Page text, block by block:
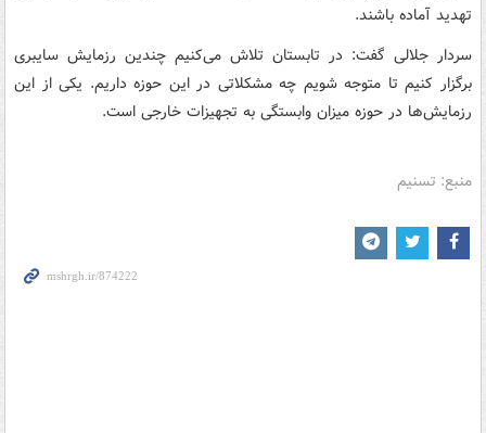
تهدید آماده باشند.
سردار جلالی گفت: در تابستان تلاش می‌کنیم چندین رزمایش سایبری
برگزار کنیم تا متوجه شویم چه مشکلاتی در این حوزه داریم. یکی از این
رزمایش‌ها در حوزه میزان وابستگی به تجهیزات خارجی است.
منبع: تسنیم